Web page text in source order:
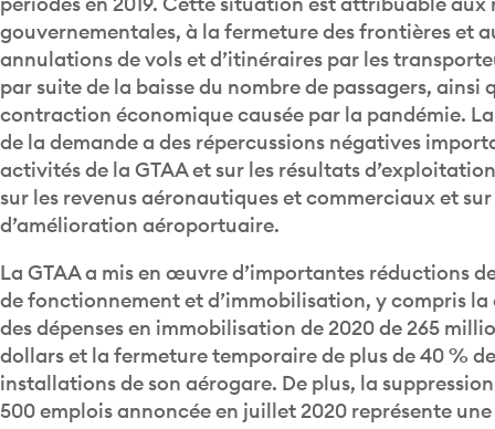
gouvernementales, à la fermeture des frontières et
annulations de vols et d’itinéraires par les
par suite de la baisse du nombre de passagers, ainsi
contraction économique causée par la pandémie.
de la demande a des répercussions négatives
activités de la GTAA et sur les résultats
sur les revenus aéronautiques et commerciaux et
d’amélioration aéroportuaire.
de fonctionnement et d’immobilisation, y compris
des dépenses en immobilisation de 2020 de 265
dollars et la fermeture temporaire de plus de 40 %
installations de son aérogare. De plus, la
500 emplois annoncée en juillet 2020 représente
de 27 % de l’effectif de la GTAA.